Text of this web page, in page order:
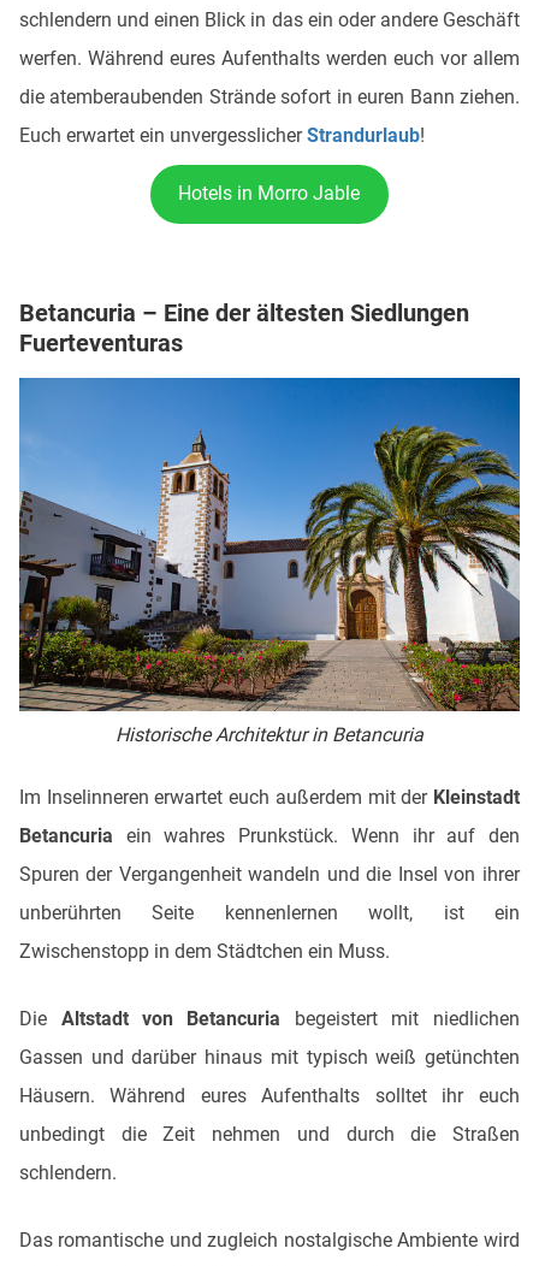
schlendern und einen Blick in das ein oder andere Geschäft
werfen. Während eures Aufenthalts werden euch vor allem
die atemberaubenden Strände sofort in euren Bann ziehen.
Euch erwartet ein unvergesslicherStrandurlaub!
Hotels in Morro Jable
Betancuria – Eine der ältesten Siedlungen
Fuerteventuras
Historische Architektur in Betancuria
Im Inselinneren erwartet euch außerdem mit der Kleinstadt
Betancuria ein wahres Prunkstück. Wenn ihr auf den
Spuren der Vergangenheit wandeln und die Insel von ihrer
unberührten Seite kennenlernen wollt, ist ein
Zwischenstopp in dem Städtchen ein Muss.
Die Altstadt von Betancuria
begeistert mit niedlichen
Gassen und darüber hinaus mit typisch weiß getünchten
Häusern. Während eures Aufenthalts solltet ihr euch
unbedingt die Zeit nehmen und durch die Straßen
schlendern.
Das romantische und zugleich nostalgische Ambiente wird